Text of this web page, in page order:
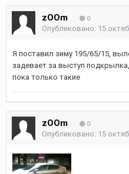
zOOm 0
Опубликовано: 15
Я поставил зиму 195/65/15,
задевает за выступ
пока только такие
zOOm 0
Опубликовано: 15